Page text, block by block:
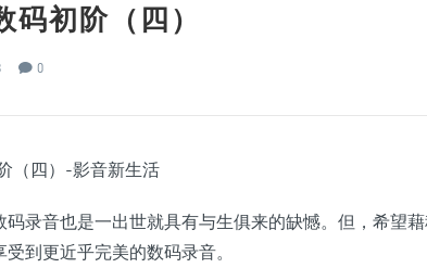
初阶（四）
0
录音也是一出世就具有与生俱来的缺憾。但，希望
到更近乎完美的数码录音。